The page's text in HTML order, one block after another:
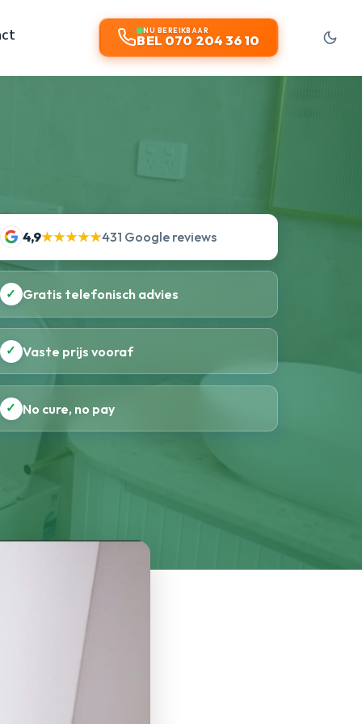
NU BEREIKBAAR
BEL 070 204 36 10
4,9★★★★★431 Google reviews
✓ Gratis telefonisch advies
✓ Vaste prijs vooraf
✓ No cure, no pay